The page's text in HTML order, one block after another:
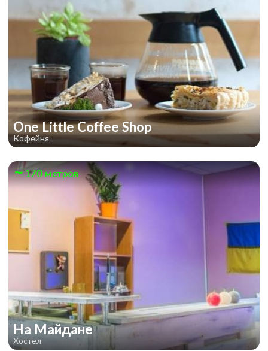
One Little Coffee Shop
Кофейня
170 метров
На Майдане
Хостел